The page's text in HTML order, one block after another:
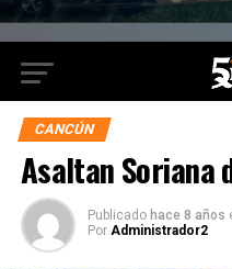
CANCÚN
Asaltan Soriana
Publicado hace 8 años
Por Administrador2